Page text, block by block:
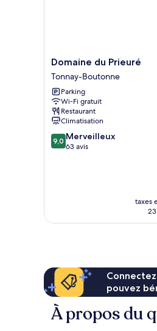
Domaine
du
Prieuré
Tonnay-
Boutonne
Domaine du Prieuré
Tonnay-Boutonne
Parking
Wi-Fi gratuit
Restaurant
Climatisation
9.0
sur
9,0 Merveilleux
63 avis
taxes
pouvez
À propos du